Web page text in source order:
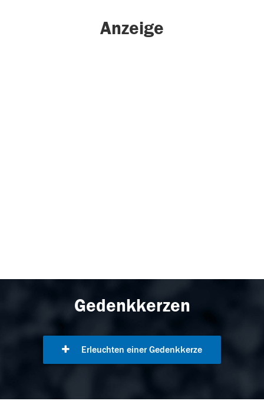
Anzeige
Gedenkkerzen
Erleuchten einer Gedenkkerze